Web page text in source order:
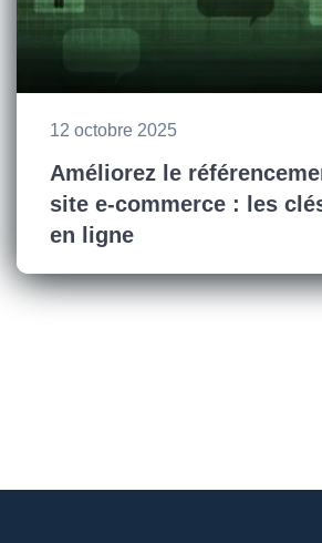
12 octobre 2025
Améliorez le
site e-commerce : les
en ligne